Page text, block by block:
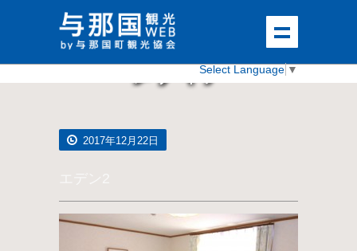
Select Language ▼
メディア
2017年12月22日